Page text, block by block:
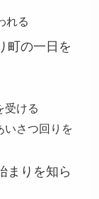
れる
町の一日を
受ける
いさつ回りを
まりを知ら